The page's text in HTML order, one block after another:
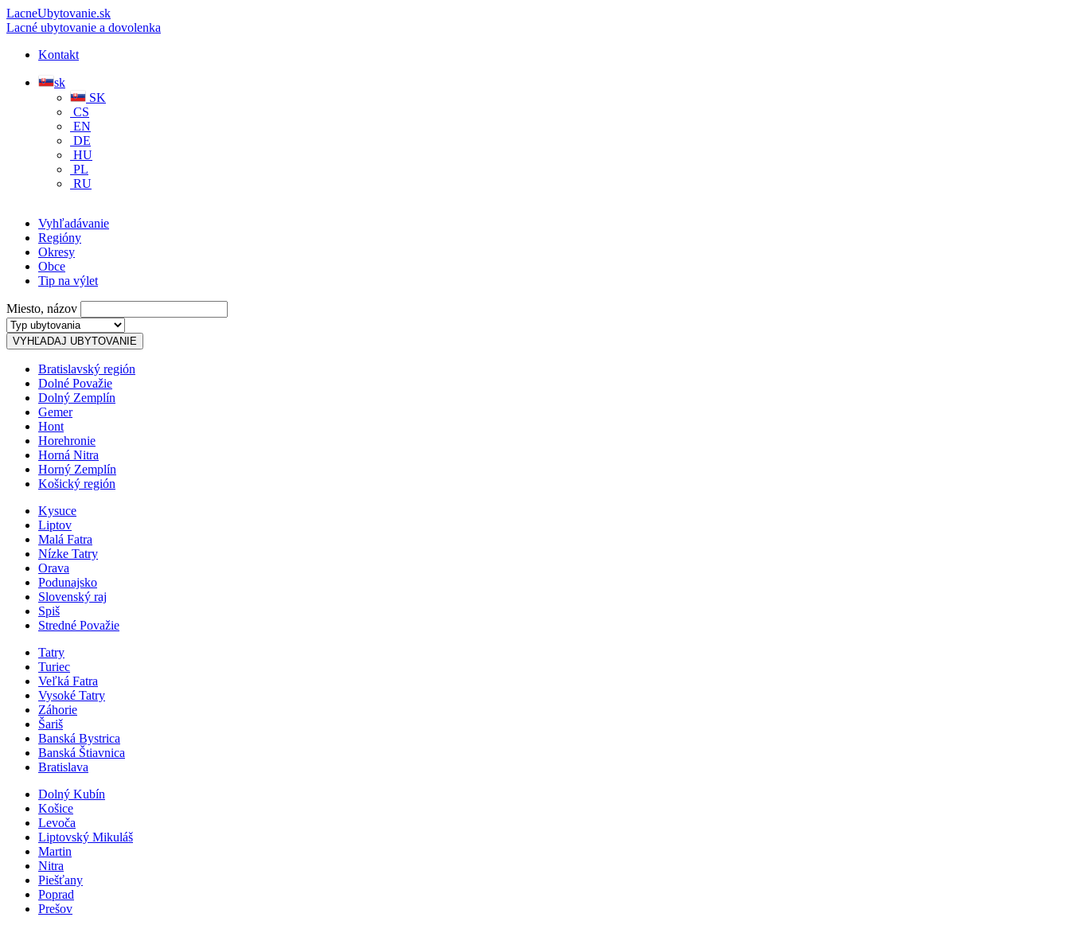
LacneUbytovanie.sk
Lacné ubytovanie a dovolenka
Kontakt
sk
SK
CS
EN
DE
HU
PL
RU
Vyhľadávanie
Regióny
Okresy
Obce
Tip na výlet
Miesto, názov
Bratislavský región
Dolné Považie
Dolný Zemplín
Gemer
Hont
Horehronie
Horná Nitra
Horný Zemplín
Košický región
Kysuce
Liptov
Malá Fatra
Nízke Tatry
Orava
Podunajsko
Slovenský raj
Spiš
Stredné Považie
Tatry
Turiec
Veľká Fatra
Vysoké Tatry
Záhorie
Šariš
Banská Bystrica
Banská Štiavnica
Bratislava
Dolný Kubín
Košice
Levoča
Liptovský Mikuláš
Martin
Nitra
Piešťany
Poprad
Prešov